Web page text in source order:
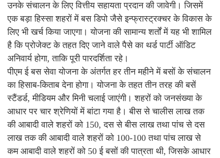
उनके संचालन के लिए वित्तीय सहायता प्रदान की जावेगी। जिसमें
एक बड़ा हिस्सा शहरों में बस डिपो जैसे इन्फ्रास्ट्रक्चर के विकास के
लिए भी खर्च किया जाएगा। योजना की सामान्य शर्तों में यह भी शामिल
है कि प्रोजेक्ट के तहत दिए जाने वाले पैसे का थर्ड पार्टी ऑडिट
अनिवार्य होगा, ताकि पूरी पारदर्शिता रहे।
पीएम ई बस सेवा योजना के अंतर्गत हर तीन महीने में बसों के संचालन
का हिसाब-किताब देना होगा। योजना के तहत तीन तरह की बसें
स्टैंडर्ड, मीडियम और मिनी चलाई जाएंगी। शहरों को जनसंख्या के
आधार पर चार श्रेणियों में बांटा गया है। बीस से चालीस लाख तक
की आबादी वाले शहरों को 150, दस से बीस लाख तथा पांच से दस
लाख तक की आबादी वाले शहरों को 100-100 तथा पांच लाख से
कम आबादी वाले शहरों को 50 ई बसों की पात्रता थी, जिसके आधार